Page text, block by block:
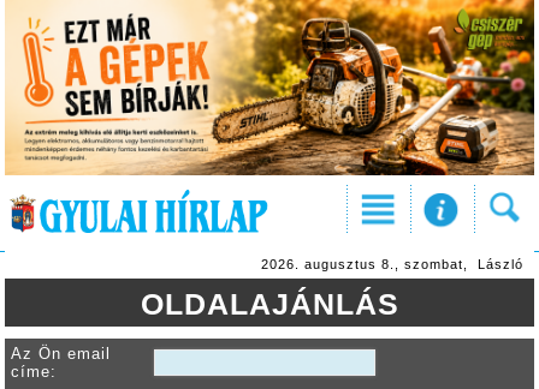
2026. augusztus 8., szombat, László
OLDALAJÁNLÁS
Az Ön email
címe: